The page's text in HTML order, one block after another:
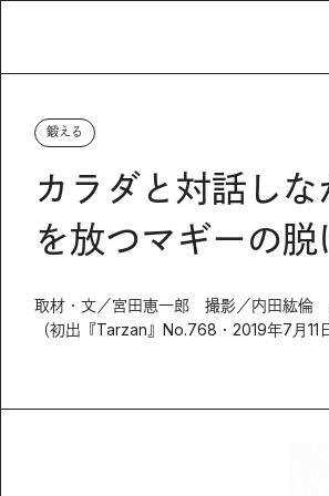
鍛える
カラダと対話し
を放つマギーの
取材・文／宮田恵一郎 撮影／内田紘倫
（初出『Tarzan』No.768・2019年7月11